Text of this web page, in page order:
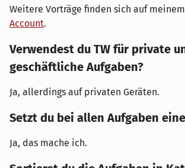
Weitere Vorträge finden sich auf meinem
Account.
Verwendest du TW für private
geschäftliche Aufgaben?
Ja, allerdings auf privaten Geräten.
Setzt du bei allen Aufgaben
Ja, das mache ich.